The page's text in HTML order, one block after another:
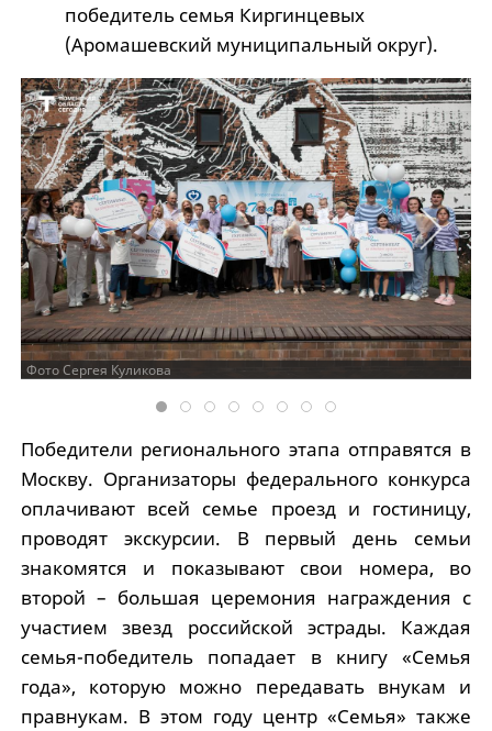
победитель семья Киргинцевых
(Аромашевский муниципальный округ).
Фото Сергея Куликова
Победители регионального этапа отправятся в
Москву. Организаторы федерального конкурса
оплачивают всей семье проезд и гостиницу,
проводят экскурсии. В первый день семьи
знакомятся и показывают свои номера, во
второй – большая церемония награждения с
участием звезд российской эстрады. Каждая
семья-победитель попадает в книгу «Семья
года», которую можно передавать внукам и
правнукам. В этом году центр «Семья» также